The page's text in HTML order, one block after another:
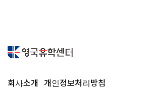
회사소개 개인정보처리방침